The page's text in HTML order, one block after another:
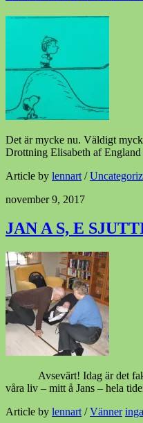
Det är mycke nu. Väldigt
Drottning Elisabeth af
Article by lennart /
november 9, 2017
JAN A S, E
Avsevärt! Idag är det
våra liv – mitt å Jans – hela
Article by lennart /Vänner